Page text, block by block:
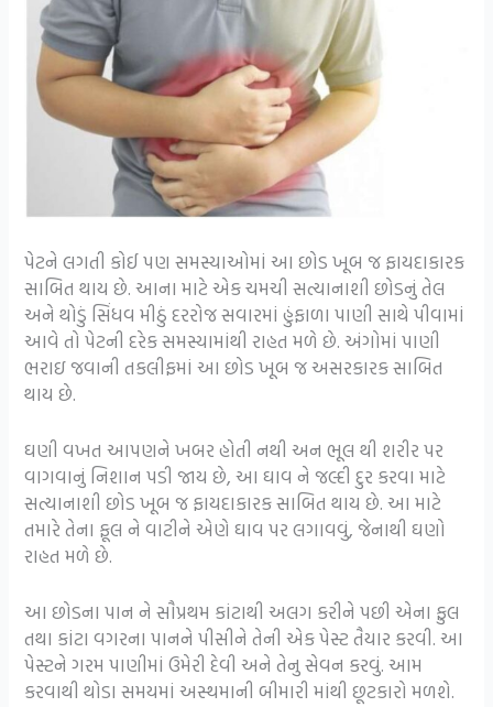
પેટને લગતી કોઈ પણ સમસ્યાઓમાં આ છોડ ખૂબ જ ફાયદાકારક
સાબિત થાય છે. આના માટે એક ચમચી સત્યાનાશી છોડનું તેલ
અને થોડું સિંધવ મીઠું દરરોજ સવારમાં હુંફાળા પાણી સાથે પીવામાં
આવે તો પેટની દરેક સમસ્યામાંથી રાહત મળે છે. અંગોમાં પાણી
ભરાઇ જવાની તકલીફમાં આ છોડ ખૂબ જ અસરકારક સાબિત
થાય છે.
ઘણી વખત આપણને ખબર હોતી નથી અન ભૂલ થી શરીર પર
વાગવાનું નિશાન પડી જાય છે, આ ઘાવ ને જલ્દી દુર કરવા માટે
સત્યાનાશી છોડ ખૂબ જ ફાયદાકારક સાબિત થાય છે. આ માટે
તમારે તેના ફૂલ ને વાટીને એણે ઘાવ પર લગાવવું, જેનાથી ઘણો
રાહત મળે છે.
આ છોડના પાન ને સૌપ્રથમ કાંટાથી અલગ કરીને પછી એના ફુલ
તથા કાંટા વગરના પાનને પીસીને તેની એક પેસ્ટ તૈયાર કરવી. આ
પેસ્ટને ગરમ પાણીમાં ઉમેરી દેવી અને તેનુ સેવન કરવું. આમ
કરવાથી થોડા સમયમાં અસ્થમાની બીમારી માંથી છૂટકારો મળશે.